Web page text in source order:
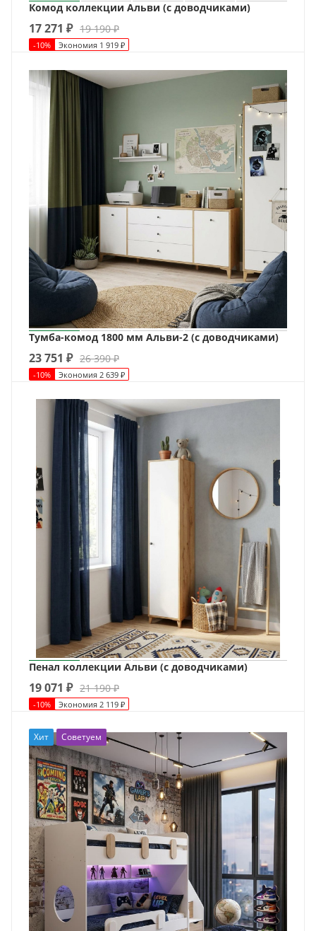
Комод коллекции Альви (с доводчиками)
17 271 ₽ 19 190₽
-10% Экономия 1 919 ₽
Тумба-комод 1800 мм Альви-2 (с доводчиками)
23 751 ₽ 26 390₽
-10% Экономия 2 639 ₽
Пенал коллекции Альви (с доводчиками)
19 071 ₽ 21 190₽
-10% Экономия 2 119 ₽
Хит Советуем